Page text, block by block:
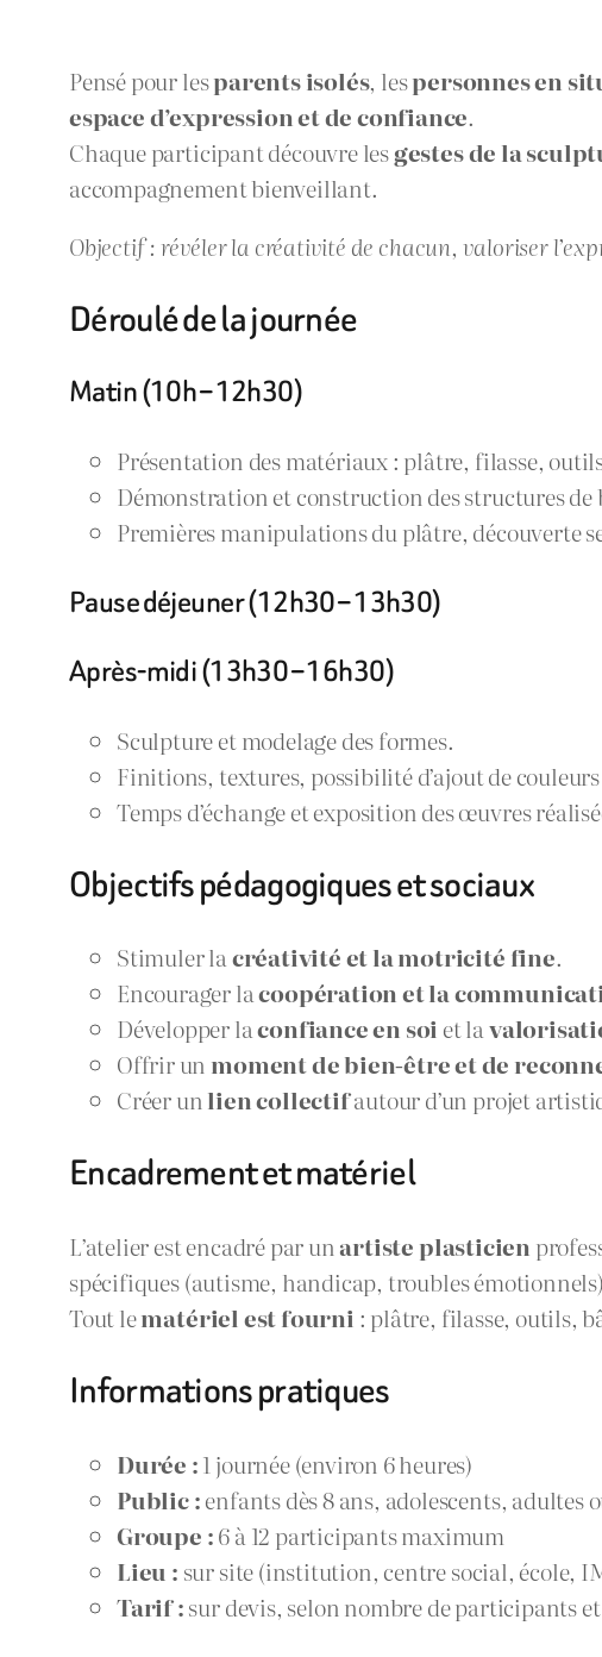
Pensé pour lesparents isolés, lespersonnes en
espace d’expression et de confiance.
Chaque participant découvre lesgestes de la
accompagnement bienveillant.
Objectif : révéler la créativité de chacun, valoriser
Déroulé de la journée
Matin (10h – 12h30)
Présentation des matériaux : plâtre, filasse,
Démonstration et construction des structures de
Premières manipulations du plâtre, découverte
Pause déjeuner (12h30 – 13h30)
Après-midi (13h30 – 16h30)
Sculpture et modelage des formes.
Finitions, textures, possibilité d’ajout de
Temps d’échange et exposition des œuvres
Objectifs pédagogiques et sociaux
Stimuler lacréativité et la motricité fine.
Encourager lacoopération et la
Développer laconfiance en soi et la
Offrir un moment de bien-être et de
Créer unlien collectifautour d’un projet
Encadrement et matériel
L’atelier est encadré par unartiste plasticien
spécifiques (autisme, handicap, troubles
Tout lematériel est fourni : plâtre, filasse, outils,
Informations pratiques
Durée :1 journée (environ 6 heures)
Public :enfants dès 8 ans, adolescents, adultes
Groupe :6 à 12 participants maximum
Lieu : sur site (institution, centre social, école,
Tarif :sur devis, selon nombre de participants